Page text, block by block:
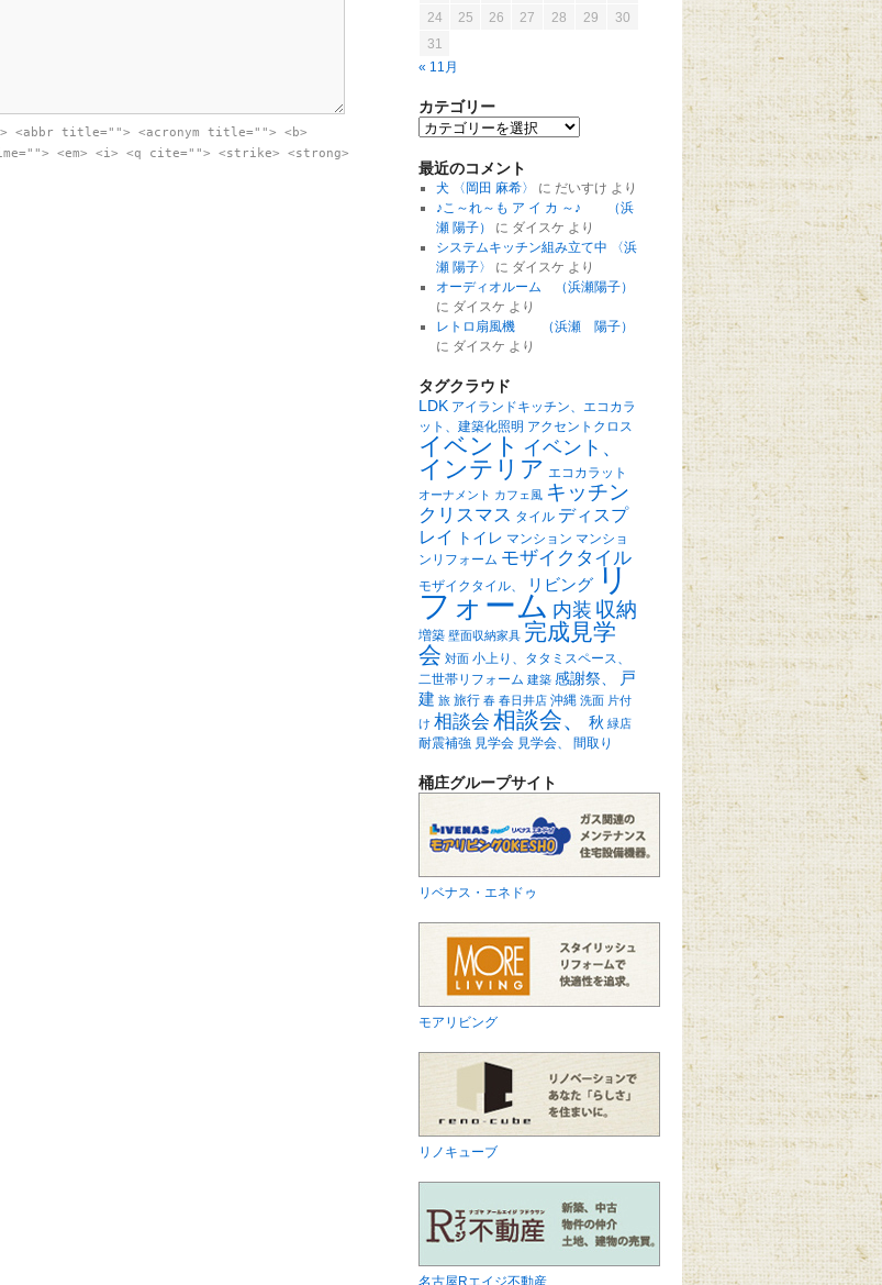
<abbr title=""> <acronym title=""> <b>
<em> <i> <q cite=""> <strike> <strong>
« 11月
24
25 26 27 28 29
30
31
カテゴリー
最近のコメント
犬 〈岡田 麻希〉 に だいすけ より
♪こ～れ～も ア イ カ ～♪ （浜
瀬 陽子）
に ダイスケ より
システムキッチン組み立て中 〈浜
瀬 陽子〉
に ダイスケ より
オーディオルーム （浜瀬陽子）
に ダイスケ より
レトロ扇風機 （浜瀬 陽子）
に ダイスケ より
タグクラウド
LDK アイランドキッチン、エコカラ
ット、建築化照明 アクセントクロス
イベント イベント、
インテリア エコカラット
オーナメント カフェ風 キッチン
クリスマス タイル ディスプ
レイ
トイレ マンション マンショ
ンリフォーム モザイクタイル
モザイクタイル、 リビング リ
フォーム 内装 収納
増築 壁面収納家具 完成見学
会 対面 小上り、タタミスペース、
二世帯リフォーム 建築 感謝祭、
戸
建 旅 旅行 春 春日井店 沖縄 洗面 片付
け 相談会 相談会、 秋 緑店
耐震補強 見学会 見学会、 間取り
桶庄グループサイト
リベナス・エネドゥ
モアリビング
リノキューブ
名古屋Rエイジ不動産